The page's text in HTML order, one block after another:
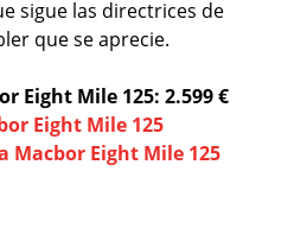
sigue las directrices de
que se aprecie.
Eight Mile 125: 2.599 €
Eight Mile 125
Macbor Eight Mile 125